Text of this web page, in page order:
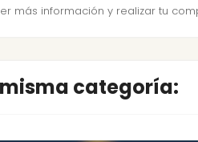
más información y realizar tu
categoría: